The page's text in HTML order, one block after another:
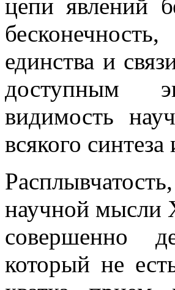
цепи явлений
единства и
доступным
видимость
всякого
научной мысли
совершенно
который не